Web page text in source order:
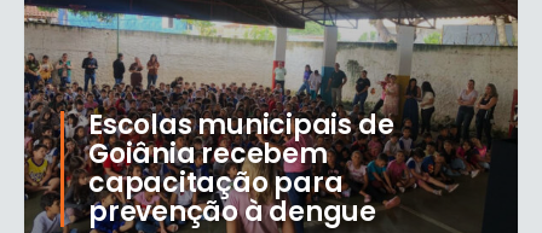
Escolas municipais de
Goiânia recebem
capacitação para
prevenção à dengue